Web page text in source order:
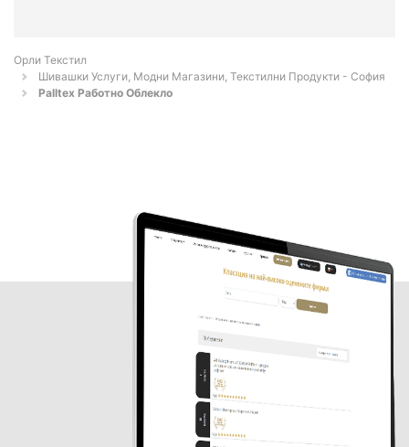
Орли Текстил
Шивашки Услуги, Модни Магазини, Текстилни Продукти - София
Palltex Работно Облекло